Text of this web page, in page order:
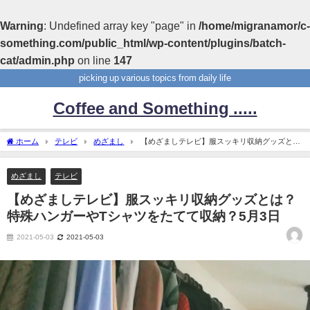
Warning: Undefined array key "page" in /home/migranamor/c-
something.com/public_html/wp-content/plugins/batch-
cat/admin.php on line 147
picking up various topics from daily life
Coffee and Something .....
ホーム テレビ めざまし
【めざましテレビ】服スッキリ収納グッズと
は？特殊ハンガーやTシャツをたてて収納？5月3日
めざまし テレビ
【めざましテレビ】服スッキリ収納グッズとは？
特殊ハンガーやTシャツをたてて収納？5月3日
2021-05-03 2021-05-03